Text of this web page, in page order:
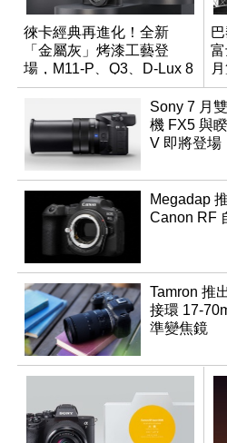
徠卡經典再進化！全新
「金屬灰」烤漆工藝登
場，M11-P、Q3、D-Lux 8
領銜換裝
Sony 7 月
機 FX5 與
V 即將登場
Megadap
Canon RF
Tamron 推
接環 17-
準變焦鏡